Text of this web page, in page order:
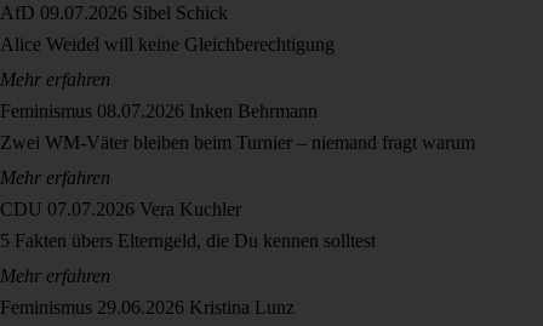
AfD 09.07.2026 Sibel Schick
Alice Weidel will keine Gleichberechtigung
Mehr erfahren
Feminismus 08.07.2026 Inken Behrmann
Zwei WM-Väter bleiben beim Turnier – niemand fragt warum
Mehr erfahren
CDU 07.07.2026 Vera Kuchler
5 Fakten übers Elterngeld, die Du kennen solltest
Mehr erfahren
Feminismus 29.06.2026 Kristina Lunz